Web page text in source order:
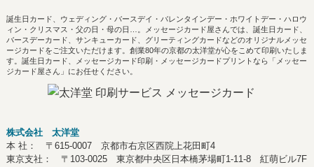
誕生日カード、ウェディング・バースデイ・バレンタインデー・ホワイトデー・ハロウ
ィン・クリスマス・父の日・母の日…。メッセージカード屋さんでは、誕生日カード、
バースデーカード、サンキューカード、グリーティングカードなどのオリジナルメッセ
ージカードをご注文いただけます。創業80年の京都の太洋堂が心をこめて印刷いたしま
す。誕生日カード、メッセージカード印刷・メッセージカードプリントなら「メッセー
ジカード屋さん」にお任せください。
株式会社 太洋堂
本 社： 〒615-0007 京都市右京区西院上花田町4
東京支社： 〒103-0025 東京都中央区日本橋茅場町1-11-8 紅萌ビル7F